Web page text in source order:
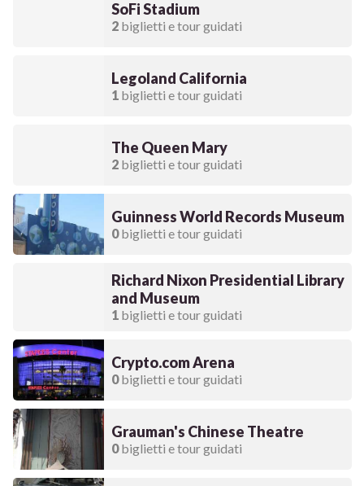
SoFi Stadium
2biglietti e tour guidati
Legoland California
1 biglietti e tour guidati
The Queen Mary
2biglietti e tour guidati
Guinness World Records Museum
0biglietti e tour guidati
Richard Nixon Presidential Library
and Museum
1biglietti e tour guidati
Crypto.com Arena
0biglietti e tour guidati
Grauman's Chinese Theatre
0biglietti e tour guidati